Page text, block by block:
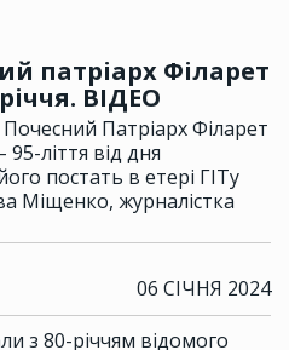
патріарх Філарет
ВІДЕО
Почесний Патріарх Філарет
95-ліття від дня
постать в етері ГІТу
Міщенко, журналістка
06 СІЧНЯ 2024
з 80-річчям відомого